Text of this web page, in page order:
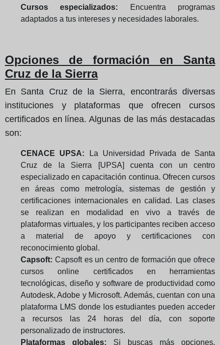
Cursos especializados: Encuentra programas
adaptados a tus intereses y necesidades laborales.
Opciones de formación en Santa
Cruz de la Sierra
En Santa Cruz de la Sierra, encontrarás diversas
instituciones y plataformas que ofrecen cursos
certificados en línea. Algunas de las más destacadas
son:
CENACE UPSA:
La Universidad Privada de Santa
Cruz de la Sierra [UPSA] cuenta con un centro
especializado en capacitación continua. Ofrecen cursos
en áreas como metrología, sistemas de gestión y
certificaciones internacionales en calidad. Las clases
se realizan en modalidad en vivo a través de
plataformas virtuales, y los participantes reciben acceso
a material de apoyo y certificaciones con
reconocimiento global.
Capsoft: Capsoft es un centro de formación que ofrece
cursos online certificados en herramientas
tecnológicas, diseño y software de productividad como
Autodesk, Adobe y Microsoft. Además, cuentan con una
plataforma LMS donde los estudiantes pueden acceder
a recursos las 24 horas del día, con soporte
personalizado de instructores.
Plataformas globales: Si buscas más opciones,